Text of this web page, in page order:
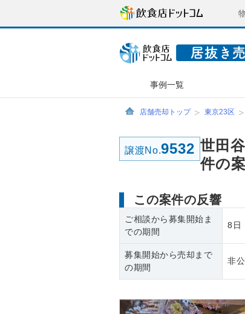
事例一覧
店舗売却トップ 東京23区
譲渡No.9532 世田
件の
この案件の反響
ご相談から募集開始ま
での期間
8日
募集開始から売却まで
の期間
非